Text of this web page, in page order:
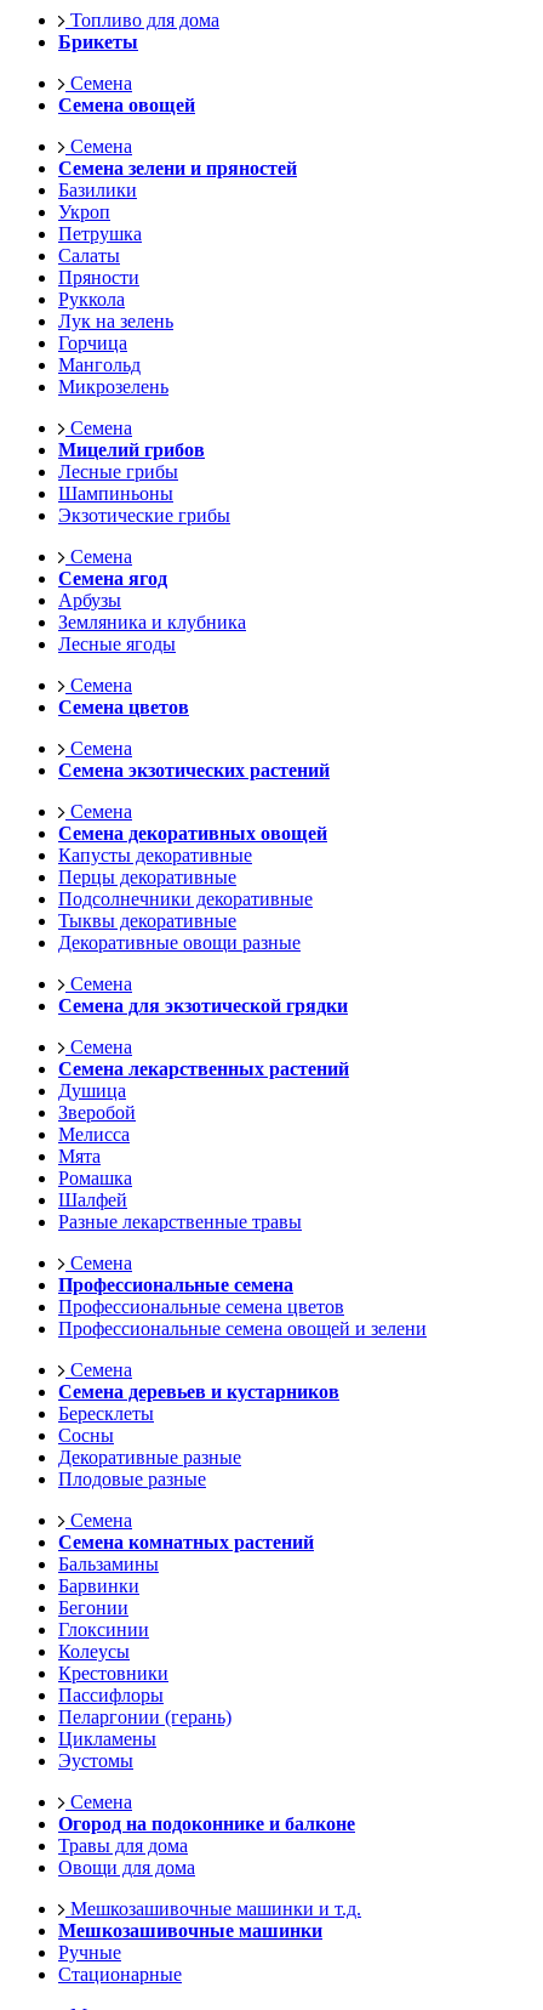
Топливо для дома
Брикеты
Семена
Семена овощей
Семена
Семена зелени и пряностей
Базилики
Укроп
Петрушка
Салаты
Пряности
Руккола
Лук на зелень
Горчица
Мангольд
Микрозелень
Семена
Мицелий грибов
Лесные грибы
Шампиньоны
Экзотические грибы
Семена
Семена ягод
Арбузы
Земляника и клубника
Лесные ягоды
Семена
Семена цветов
Семена
Семена экзотических растений
Семена
Семена декоративных овощей
Капусты декоративные
Перцы декоративные
Подсолнечники декоративные
Тыквы декоративные
Декоративные овощи разные
Семена
Семена для экзотической грядки
Семена
Семена лекарственных растений
Душица
Зверобой
Мелисса
Мята
Ромашка
Шалфей
Разные лекарственные травы
Семена
Профессиональные семена
Профессиональные семена цветов
Профессиональные семена овощей и зелени
Семена
Семена деревьев и кустарников
Бересклеты
Сосны
Декоративные разные
Плодовые разные
Семена
Семена комнатных растений
Бальзамины
Барвинки
Бегонии
Глоксинии
Колеусы
Крестовники
Пассифлоры
Пеларгонии (герань)
Цикламены
Эустомы
Семена
Огород на подоконнике и балконе
Травы для дома
Овощи для дома
Мешкозашивочные машинки и т.д.
Мешкозашивочные машинки
Ручные
Стационарные